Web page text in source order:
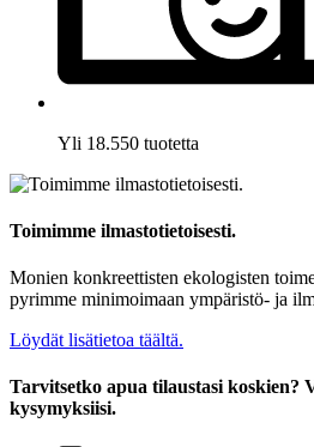
Yli 18.550 tuotetta
Toimimme ilmastotietoisesti.
Monien konkreettisten ekologisten
pyrimme minimoimaan ympäristö- ja
Löydät lisätietoa täältä.
Tarvitsetko apua tilaustasi koskien?
kysymyksiisi.